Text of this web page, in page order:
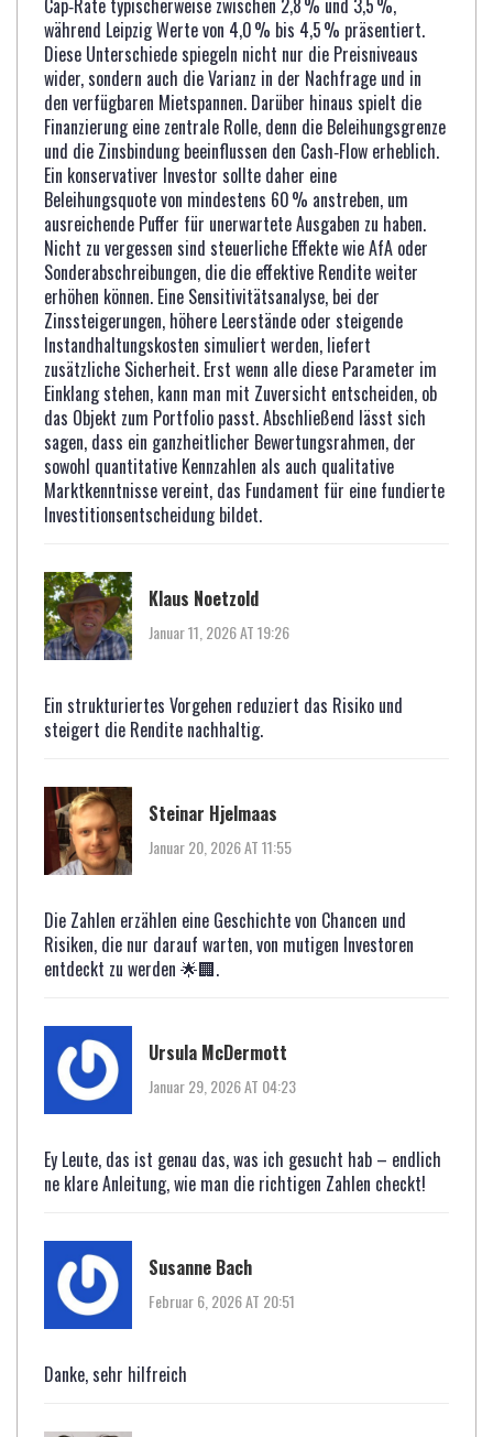
Cap‑Rate typischerweise zwischen 2,8 % und 3,5 %,
während Leipzig Werte von 4,0 % bis 4,5 % präsentiert.
Diese Unterschiede spiegeln nicht nur die Preisniveaus
wider, sondern auch die Varianz in der Nachfrage und in
den verfügbaren Mietspannen. Darüber hinaus spielt die
Finanzierung eine zentrale Rolle, denn die Beleihungsgrenze
und die Zinsbindung beeinflussen den Cash‑Flow erheblich.
Ein konservativer Investor sollte daher eine
Beleihungsquote von mindestens 60 % anstreben, um
ausreichende Puffer für unerwartete Ausgaben zu haben.
Nicht zu vergessen sind steuerliche Effekte wie AfA oder
Sonderabschreibungen, die die effektive Rendite weiter
erhöhen können. Eine Sensitivitätsanalyse, bei der
Zinssteigerungen, höhere Leerstände oder steigende
Instandhaltungskosten simuliert werden, liefert
zusätzliche Sicherheit. Erst wenn alle diese Parameter im
Einklang stehen, kann man mit Zuversicht entscheiden, ob
das Objekt zum Portfolio passt. Abschließend lässt sich
sagen, dass ein ganzheitlicher Bewertungsrahmen, der
sowohl quantitative Kennzahlen als auch qualitative
Marktkenntnisse vereint, das Fundament für eine fundierte
Investitionsentscheidung bildet.
Klaus Noetzold
Januar 11, 2026 AT 19:26
Ein strukturiertes Vorgehen reduziert das Risiko und
steigert die Rendite nachhaltig.
Steinar Hjelmaas
Januar 20, 2026 AT 11:55
Die Zahlen erzählen eine Geschichte von Chancen und
Risiken, die nur darauf warten, von mutigen Investoren
entdeckt zu werden 🌟🏢.
Ursula McDermott
Januar 29, 2026 AT 04:23
Ey Leute, das ist genau das, was ich gesucht hab – endlich
ne klare Anleitung, wie man die richtigen Zahlen checkt!
Susanne Bach
Februar 6, 2026 AT 20:51
Danke, sehr hilfreich